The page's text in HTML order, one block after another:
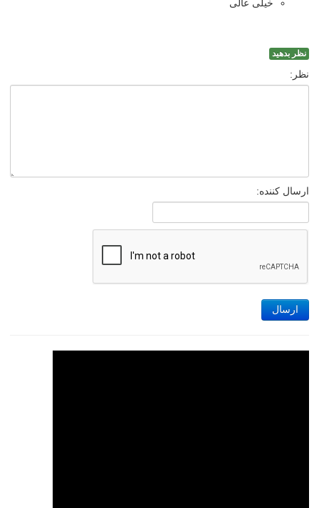
خیلی عالی
نظر بدهید
نظر:
ارسال کننده:
ارسال